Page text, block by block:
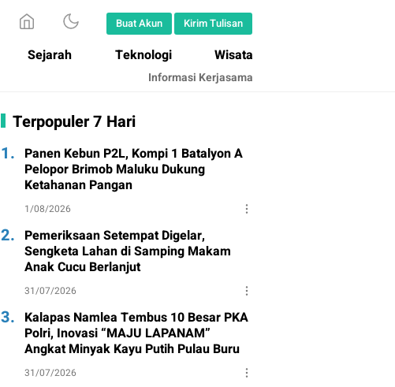
Buat Akun Kirim Tulisan
Sejarah Teknologi Wisata
Informasi Kerjasama
Terpopuler 7 Hari
1. Panen Kebun P2L, Kompi 1 Batalyon A
Pelopor Brimob Maluku Dukung
Ketahanan Pangan
1/08/2026
2. Pemeriksaan Setempat Digelar,
Sengketa Lahan di Samping Makam
Anak Cucu Berlanjut
31/07/2026
3. Kalapas Namlea Tembus 10 Besar PKA
Polri, Inovasi “MAJU LAPANAM”
Angkat Minyak Kayu Putih Pulau Buru
31/07/2026